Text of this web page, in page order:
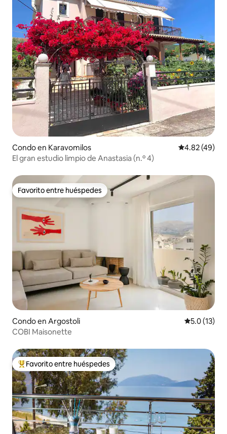
Condo en Karavomilos Calificación
4.82 (49)
El gran estudio limpio de Anastasia (n.º 4)
Favorito entre huéspedes
Favorito entre huéspedes
Condo en Argostoli Calificación
5.0 (13)
COBI Maisonette
Favorito entre huéspedes preferido
Favorito entre huéspedes